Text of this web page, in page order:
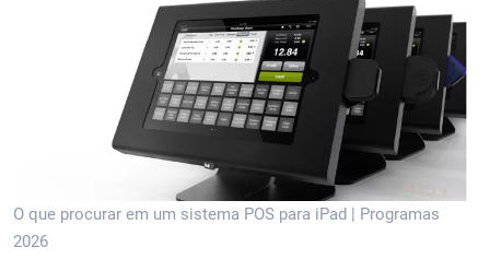
O que procurar em um sistema POS para iPad | Programas
2026